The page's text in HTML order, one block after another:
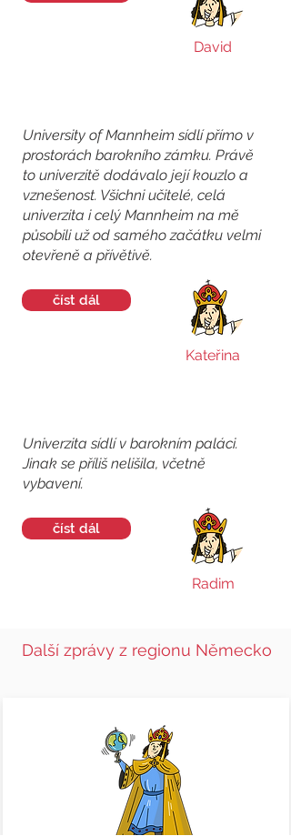
David
University of Mannheim sídlí přímo v
prostorách barokního zámku. Právě
to univerzitě dodávalo její kouzlo a
vznešenost. Všichni učitelé, celá
univerzita i celý Mannheim na mě
působili už od samého začátku velmi
otevřeně a přívětivě.
číst dál
Kateřina
Univerzita sídlí v barokním paláci.
Jinak se příliš nelišila, včetně
vybavení.
číst dál
Radim
Další zprávy z regionu Německo